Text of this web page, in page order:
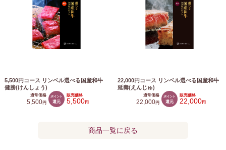
5,500円コース リンベル選べる国産和牛
健勝(けんしょう)
通常価格
5,500円
販売価格
5,500円
ポイント
還元
22,000円コース リンベル選べる国産和牛
延壽(えんじゅ)
通常価格
22,000円
販売価格
22,000円
ポイント
還元
商品一覧に戻る